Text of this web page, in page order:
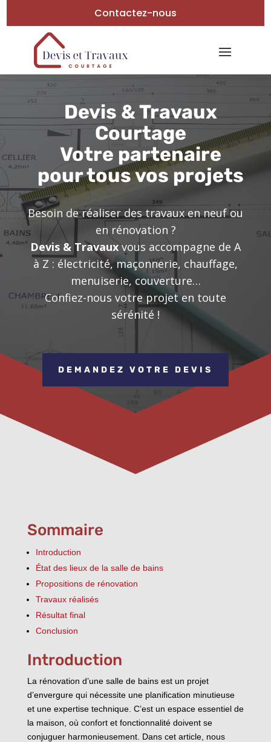
Contactez-nous
Devis & Travaux
Courtage
Votre partenaire
pour tous vos projets
Besoin de réaliser des travaux en neuf ou
en rénovation ?
Devis & Travaux vous accompagne de A
à Z : électricité, maçonnerie, chauffage,
menuiserie, couverture…
Confiez-nous votre projet en toute
sérénité !
DEMANDEZ VOTRE DEVIS
Sommaire
Introduction
État des lieux de la salle de bains
Propositions de rénovation
Travaux réalisés
Résultat final
Conclusion
Introduction
La rénovation d’une salle de bains est un projet
d’envergure qui nécessite une planification minutieuse
et une expertise technique. C’est un espace essentiel de
la maison, où confort et fonctionnalité doivent se
conjuguer harmonieusement. Dans cet article, nous